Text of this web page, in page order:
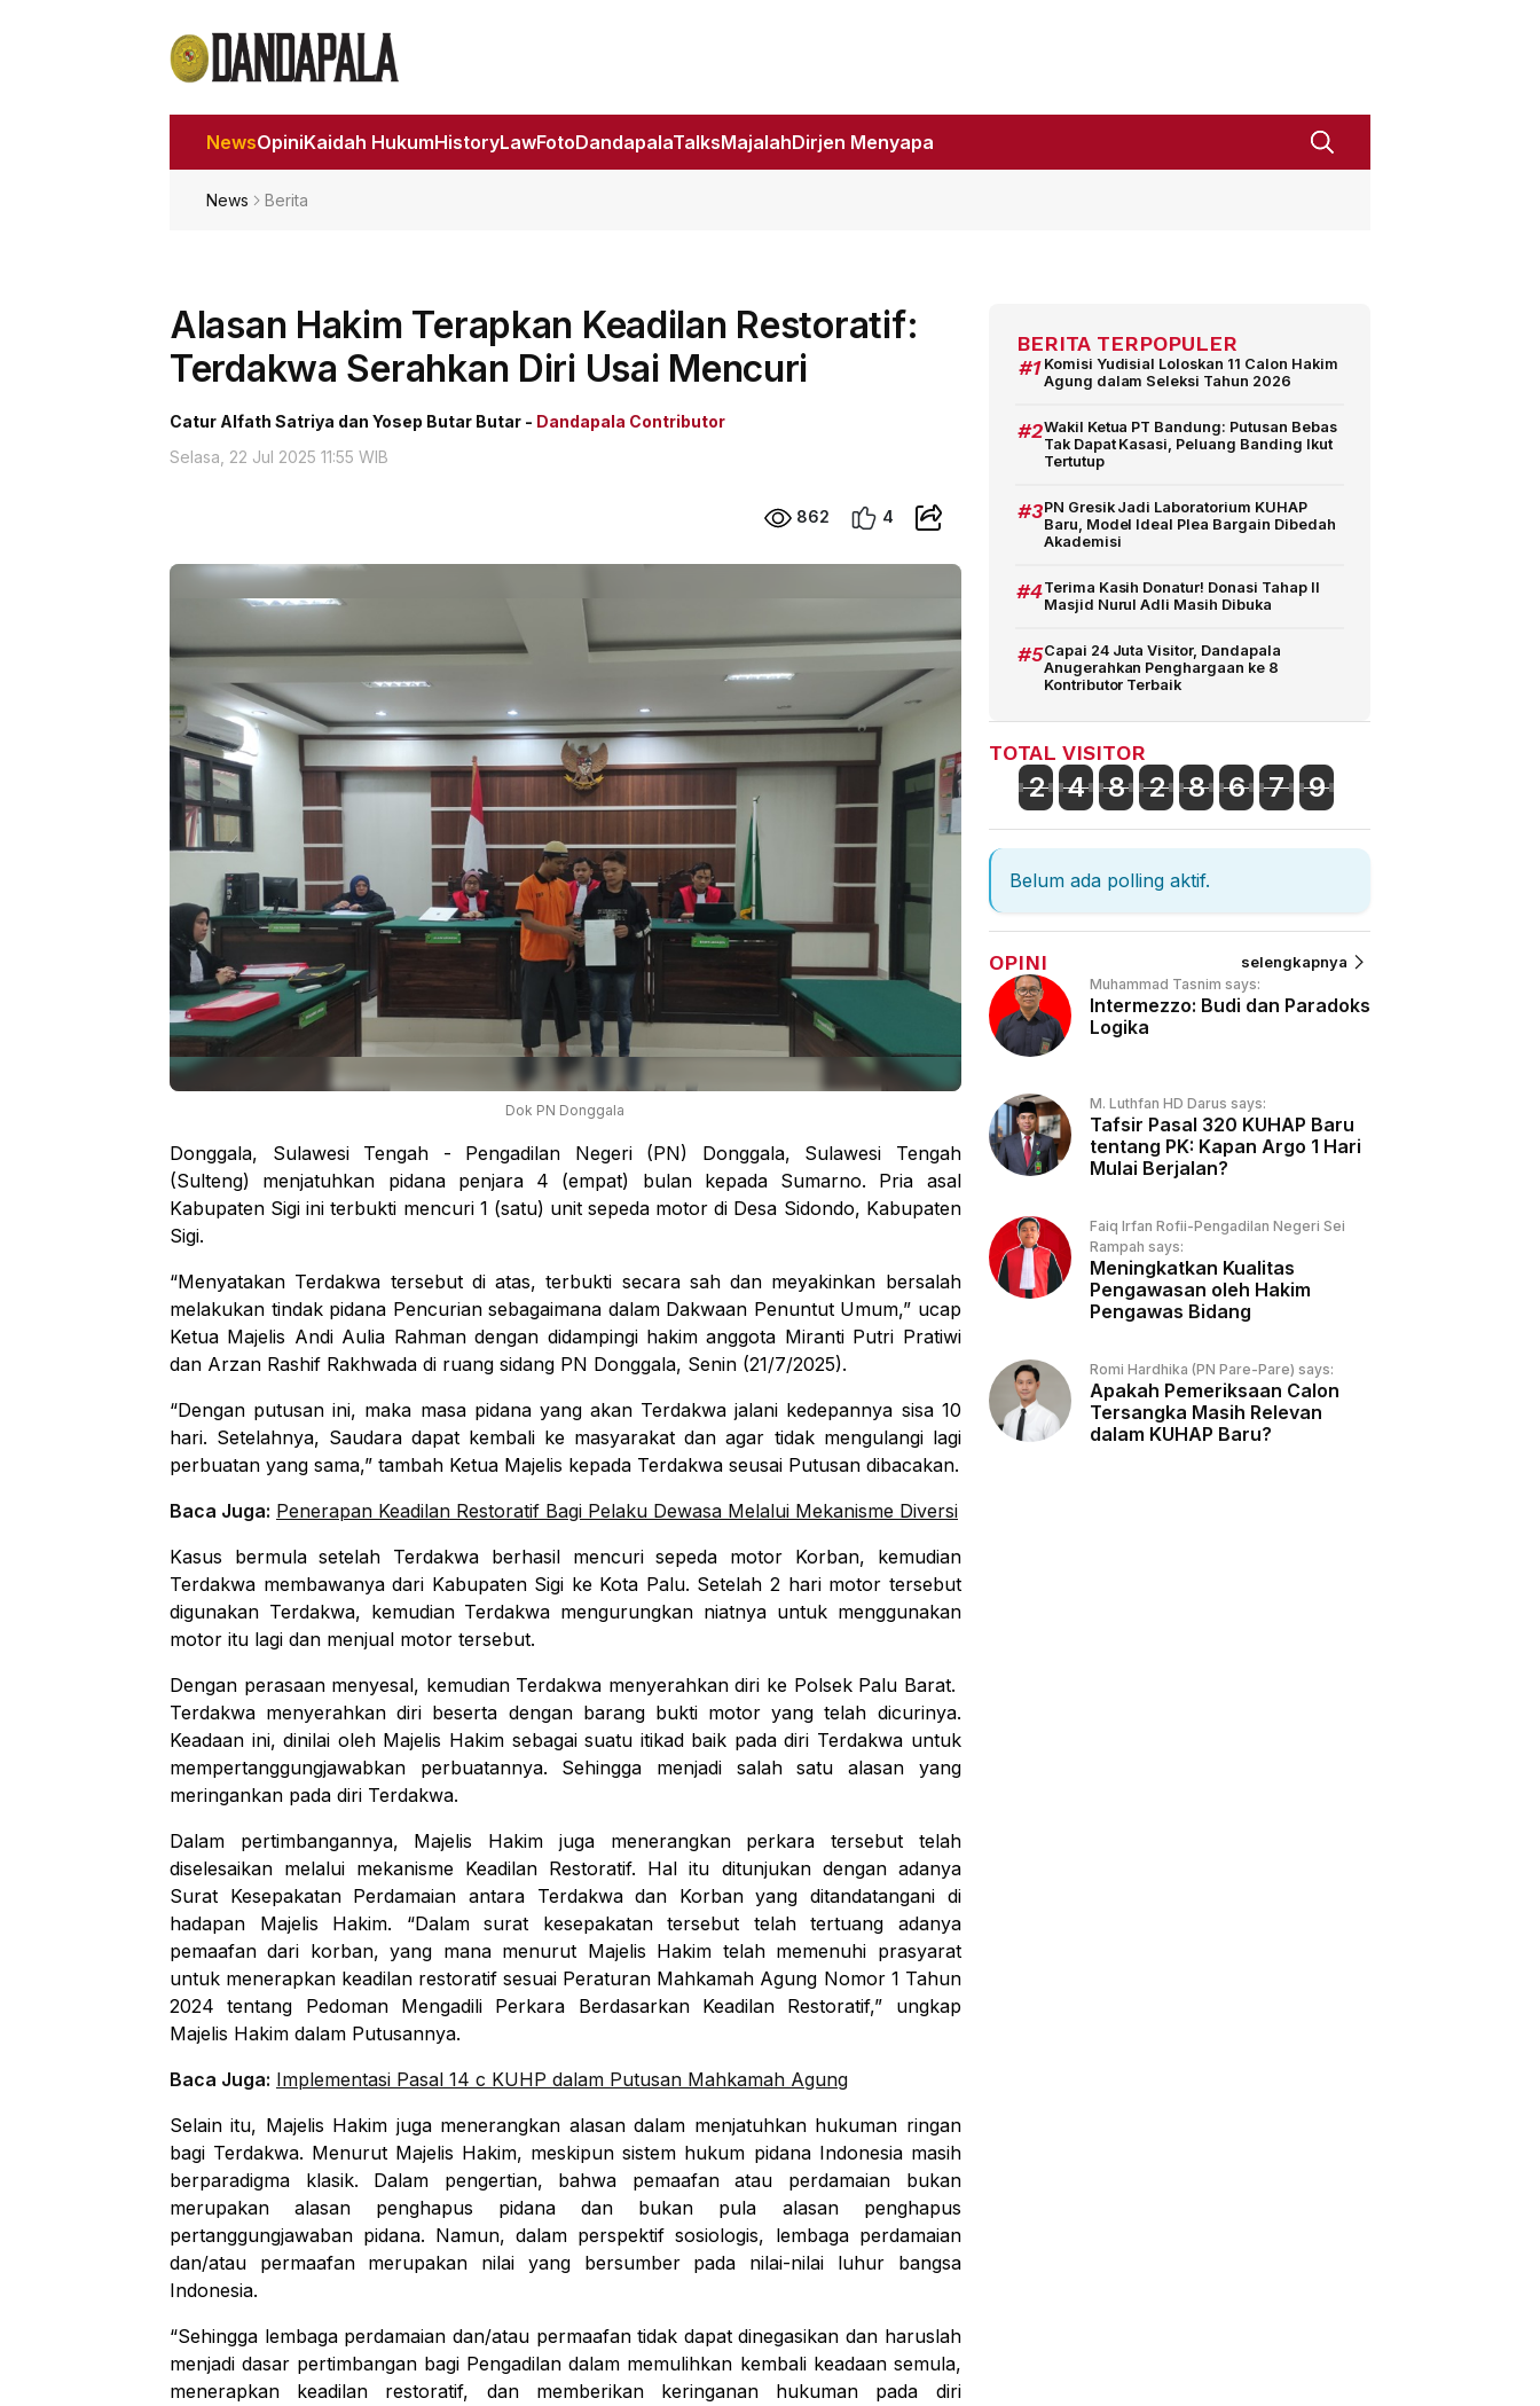
NewsOpiniKaidah HukumHistoryLawFotoDandapalaTalksMajalahDirjen Menyapa
News Berita
Alasan Hakim Terapkan Keadilan Restoratif:
Terdakwa Serahkan Diri Usai Mencuri
Catur Alfath Satriya dan Yosep Butar Butar - Dandapala Contributor
Selasa, 22 Jul 2025 11:55 WIB
862 4
Dok PN Donggala
Donggala, Sulawesi Tengah - Pengadilan Negeri (PN) Donggala, Sulawesi Tengah
(Sulteng) menjatuhkan pidana penjara 4 (empat) bulan kepada Sumarno. Pria asal
Kabupaten Sigi ini terbukti mencuri 1 (satu) unit sepeda motor di Desa Sidondo, Kabupaten
Sigi.
“Menyatakan Terdakwa tersebut di atas, terbukti secara sah dan meyakinkan bersalah
melakukan tindak pidana Pencurian sebagaimana dalam Dakwaan Penuntut Umum,” ucap
Ketua Majelis Andi Aulia Rahman dengan didampingi hakim anggota Miranti Putri Pratiwi
dan Arzan Rashif Rakhwada di ruang sidang PN Donggala, Senin (21/7/2025).
“Dengan putusan ini, maka masa pidana yang akan Terdakwa jalani kedepannya sisa 10
hari. Setelahnya, Saudara dapat kembali ke masyarakat dan agar tidak mengulangi lagi
perbuatan yang sama,” tambah Ketua Majelis kepada Terdakwa seusai Putusan dibacakan.
Baca Juga: Penerapan Keadilan Restoratif Bagi Pelaku Dewasa Melalui Mekanisme Diversi
Kasus bermula setelah Terdakwa berhasil mencuri sepeda motor Korban, kemudian
Terdakwa membawanya dari Kabupaten Sigi ke Kota Palu. Setelah 2 hari motor tersebut
digunakan Terdakwa, kemudian Terdakwa mengurungkan niatnya untuk menggunakan
motor itu lagi dan menjual motor tersebut.
Dengan perasaan menyesal, kemudian Terdakwa menyerahkan diri ke Polsek Palu Barat.
Terdakwa menyerahkan diri beserta dengan barang bukti motor yang telah dicurinya.
Keadaan ini, dinilai oleh Majelis Hakim sebagai suatu itikad baik pada diri Terdakwa untuk
mempertanggungjawabkan perbuatannya. Sehingga menjadi salah satu alasan yang
meringankan pada diri Terdakwa.
Dalam pertimbangannya, Majelis Hakim juga menerangkan perkara tersebut telah
diselesaikan melalui mekanisme Keadilan Restoratif. Hal itu ditunjukan dengan adanya
Surat Kesepakatan Perdamaian antara Terdakwa dan Korban yang ditandatangani di
hadapan Majelis Hakim. “Dalam surat kesepakatan tersebut telah tertuang adanya
pemaafan dari korban, yang mana menurut Majelis Hakim telah memenuhi prasyarat
untuk menerapkan keadilan restoratif sesuai Peraturan Mahkamah Agung Nomor 1 Tahun
2024 tentang Pedoman Mengadili Perkara Berdasarkan Keadilan Restoratif,” ungkap
Majelis Hakim dalam Putusannya.
Baca Juga: Implementasi Pasal 14 c KUHP dalam Putusan Mahkamah Agung
Selain itu, Majelis Hakim juga menerangkan alasan dalam menjatuhkan hukuman ringan
bagi Terdakwa. Menurut Majelis Hakim, meskipun sistem hukum pidana Indonesia masih
berparadigma klasik. Dalam pengertian, bahwa pemaafan atau perdamaian bukan
merupakan alasan penghapus pidana dan bukan pula alasan penghapus
pertanggungjawaban pidana. Namun, dalam perspektif sosiologis, lembaga perdamaian
dan/atau permaafan merupakan nilai yang bersumber pada nilai-nilai luhur bangsa
Indonesia.
“Sehingga lembaga perdamaian dan/atau permaafan tidak dapat dinegasikan dan haruslah
menjadi dasar pertimbangan bagi Pengadilan dalam memulihkan kembali keadaan semula,
menerapkan keadilan restoratif, dan memberikan keringanan hukuman pada diri
BERITA TERPOPULER
#1 Komisi Yudisial Loloskan 11 Calon Hakim
Agung dalam Seleksi Tahun 2026
#2Wakil Ketua PT Bandung: Putusan Bebas
Tak Dapat Kasasi, Peluang Banding Ikut
Tertutup
#3PN Gresik Jadi Laboratorium KUHAP
Baru, Model Ideal Plea Bargain Dibedah
Akademisi
#4Terima Kasih Donatur! Donasi Tahap II
Masjid Nurul Adli Masih Dibuka
#5Capai 24 Juta Visitor, Dandapala
Anugerahkan Penghargaan ke 8
Kontributor Terbaik
TOTAL VISITOR
2 4 8 2 8 6 7 9
Belum ada polling aktif.
OPINI selengkapnya
Muhammad Tasnim says:
Intermezzo: Budi dan Paradoks
Logika
M. Luthfan HD Darus says:
Tafsir Pasal 320 KUHAP Baru
tentang PK: Kapan Argo 1 Hari
Mulai Berjalan?
Faiq Irfan Rofii-Pengadilan Negeri Sei
Rampah says:
Meningkatkan Kualitas
Pengawasan oleh Hakim
Pengawas Bidang
Romi Hardhika (PN Pare-Pare) says:
Apakah Pemeriksaan Calon
Tersangka Masih Relevan
dalam KUHAP Baru?